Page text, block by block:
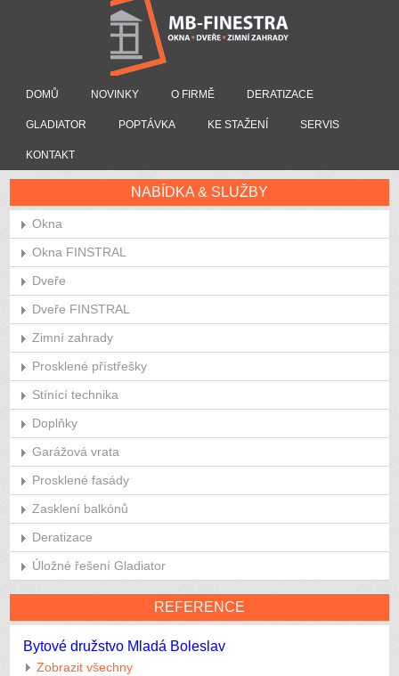
DOMŮ NOVINKY O FIRMĚ DERATIZACE
GLADIATOR POPTÁVKA KE STAŽENÍ SERVIS
KONTAKT
NABÍDKA & SLUŽBY
Okna
Okna FINSTRAL
Dveře
Dveře FINSTRAL
Zimní zahrady
Prosklené přístřešky
Stínící technika
Doplňky
Garážová vrata
Prosklené fasády
Zasklení balkónů
Deratizace
Úložné řešení Gladiator
REFERENCE
Bytové družstvo Mladá Boleslav
Zobrazit všechny